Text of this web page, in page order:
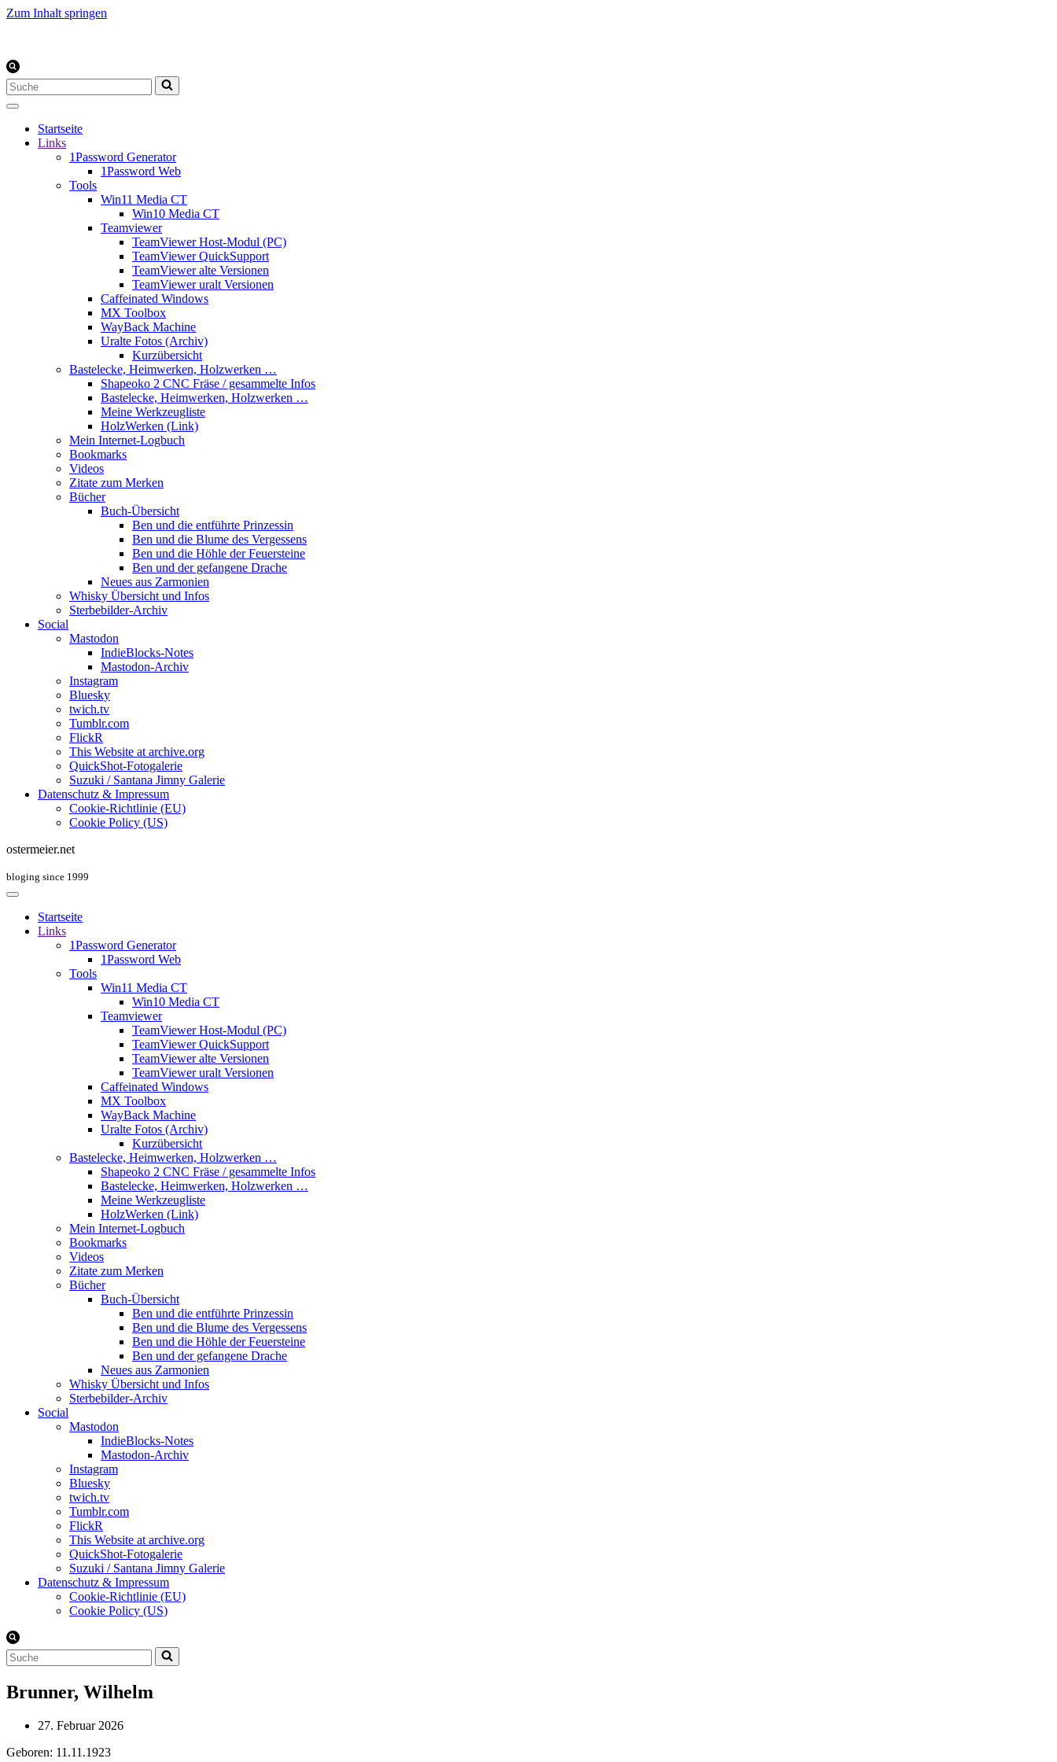
Zum Inhalt springen
Suchen
nach …
Startseite
Links
1Password Generator
1Password Web
Tools
Win11 Media CT
Win10 Media CT
Teamviewer
TeamViewer Host-Modul (PC)
TeamViewer QuickSupport
TeamViewer alte Versionen
TeamViewer uralt Versionen
Caffeinated Windows
MX Toolbox
WayBack Machine
Uralte Fotos (Archiv)
Kurzübersicht
Bastelecke, Heimwerken, Holzwerken …
Shapeoko 2 CNC Fräse / gesammelte Infos
Bastelecke, Heimwerken, Holzwerken …
Meine Werkzeugliste
HolzWerken (Link)
Mein Internet-Logbuch
Bookmarks
Videos
Zitate zum Merken
Bücher
Buch-Übersicht
Ben und die entführte Prinzessin
Ben und die Blume des Vergessens
Ben und die Höhle der Feuersteine
Ben und der gefangene Drache
Neues aus Zarmonien
Whisky Übersicht und Infos
Sterbebilder-Archiv
Social
Mastodon
IndieBlocks-Notes
Mastodon-Archiv
Instagram
Bluesky
twich.tv
Tumblr.com
FlickR
This Website at archive.org
QuickShot-Fotogalerie
Suzuki / Santana Jimny Galerie
Datenschutz & Impressum
Cookie-Richtlinie (EU)
Cookie Policy (US)
ostermeier.net
bloging since 1999
Startseite
Links
1Password Generator
1Password Web
Tools
Win11 Media CT
Win10 Media CT
Teamviewer
TeamViewer Host-Modul (PC)
TeamViewer QuickSupport
TeamViewer alte Versionen
TeamViewer uralt Versionen
Caffeinated Windows
MX Toolbox
WayBack Machine
Uralte Fotos (Archiv)
Kurzübersicht
Bastelecke, Heimwerken, Holzwerken …
Shapeoko 2 CNC Fräse / gesammelte Infos
Bastelecke, Heimwerken, Holzwerken …
Meine Werkzeugliste
HolzWerken (Link)
Mein Internet-Logbuch
Bookmarks
Videos
Zitate zum Merken
Bücher
Buch-Übersicht
Ben und die entführte Prinzessin
Ben und die Blume des Vergessens
Ben und die Höhle der Feuersteine
Ben und der gefangene Drache
Neues aus Zarmonien
Whisky Übersicht und Infos
Sterbebilder-Archiv
Social
Mastodon
IndieBlocks-Notes
Mastodon-Archiv
Instagram
Bluesky
twich.tv
Tumblr.com
FlickR
This Website at archive.org
QuickShot-Fotogalerie
Suzuki / Santana Jimny Galerie
Datenschutz & Impressum
Cookie-Richtlinie (EU)
Cookie Policy (US)
Suchen
nach …
Brunner, Wilhelm
27. Februar 2026
Geboren: 11.11.1923